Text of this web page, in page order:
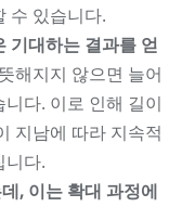
수 있습니다.
기대하는 결과를 얻
해지지 않으면 늘어
다. 이로 인해 길이
지남에 따라 지속적
니다.
, 이는 확대 과정에